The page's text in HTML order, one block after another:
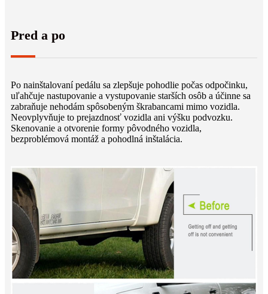
Pred a po
Po nainštalovaní pedálu sa zlepšuje pohodlie počas odpočinku,
uľahčuje nastupovanie a vystupovanie starších osôb a účinne sa
zabraňuje nehodám spôsobeným škrabancami mimo vozidla.
Neovplyvňuje to prejazdnosť vozidla ani výšku podvozku.
Skenovanie a otvorenie formy pôvodného vozidla,
bezproblémová montáž a pohodlná inštalácia.